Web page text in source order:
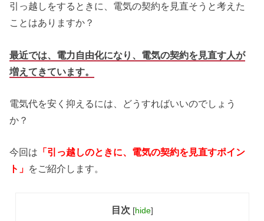
引っ越しをするときに、電気の契約を見直そうと考えた
ことはありますか？
最近では、電力自由化になり、電気の契約を見直す人が
増えてきています。
電気代を安く抑えるには、どうすればいいのでしょう
か？
今回は 「引っ越しのときに、電気の契約を見直すポイン
ト」 をご紹介します。
目次 [hide]